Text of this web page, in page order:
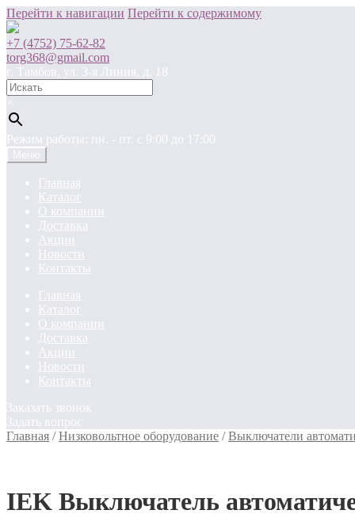
Перейти к навигации Перейти к содержимому
+7 (4752) 75-62-82
torg368@gmail.com
г. Тамбов, ул. 3-я Линия, д. 18
×
Режим работы: пн. - пт. c 9:00 до 17:00
Меню
Главная
Каталог
О компании
Доставка
Акции
Новости
Контакты
Главная
Каталог
О компании
Доставка
Акции
Новости
Контакты
Заказать звонок
Задать вопрос
Главная /Низковольтное оборудование /Выключатели
IEK Выключатель